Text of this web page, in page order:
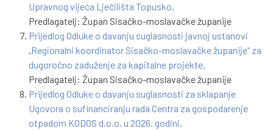
Upravnog vijeća Lječilišta Topusko,
Predlagatelj: Župan Sisačko-moslavačke županije
Prijedlog Odluke o davanju suglasnosti javnoj ustanovi
„Regionalni koordinator Sisačko-moslavačke županije“ za
dugoročno zaduženje za kapitalne projekte,
Predlagatelj: Župan Sisačko-moslavačke županije
Prijedlog Odluke o davanju suglasnosti za sklapanje
Ugovora o sufinanciranju rada Centra za gospodarenje
otpadom KODOS d.o.o. u 2026. godini,